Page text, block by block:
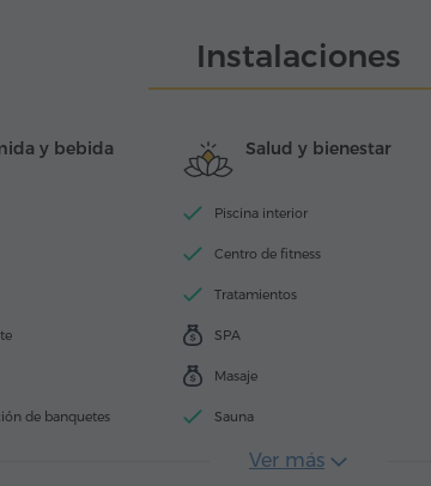
Instalaciones
y bebida
de banquetes
Salud y bienestar
Piscina interior
Centro de fitness
Tratamientos
SPA
Masaje
Sauna
Ver más